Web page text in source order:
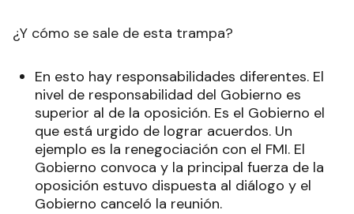
¿Y cómo se sale de esta trampa?
En esto hay responsabilidades diferentes. El
nivel de responsabilidad del Gobierno es
superior al de la oposición. Es el Gobierno el
que está urgido de lograr acuerdos. Un
ejemplo es la renegociación con el FMI. El
Gobierno convoca y la principal fuerza de la
oposición estuvo dispuesta al diálogo y el
Gobierno canceló la reunión.